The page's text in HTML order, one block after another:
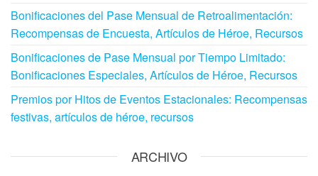
Bonificaciones del Pase Mensual de Retroalimentación:
Recompensas de Encuesta, Artículos de Héroe, Recursos
Bonificaciones de Pase Mensual por Tiempo Limitado:
Bonificaciones Especiales, Artículos de Héroe, Recursos
Premios por Hitos de Eventos Estacionales: Recompensas
festivas, artículos de héroe, recursos
ARCHIVO